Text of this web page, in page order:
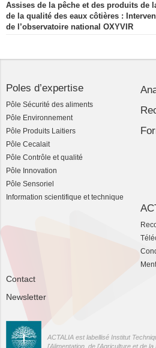
Assises de la pêche et des produits de
de la qualité des eaux côtières :
de l’observatoire national OXYVIR
Poles d’expertise
Pôle Sécurité des aliments
Pôle Environnement
Pôle Produits Laitiers
Pôle Cecalait
Pôle Contrôle et qualité
Pôle Innovation
Pôle Sensoriel
Information scientifique et technique
Contact
Newsletter
ACTALIA est labellisé Institut
l'Alimentation, de l'Agriculture et de la